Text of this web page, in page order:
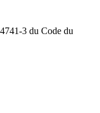
3 du Code du